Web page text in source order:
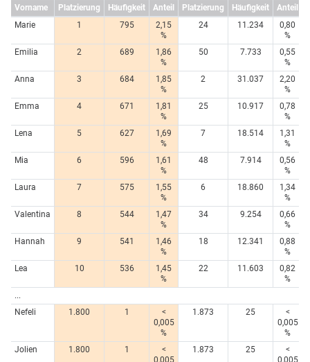
Vorname
Platzierung Häufigkeit Anteil Platzierung Häufigkeit
Anteil
Marie
1 795
2,15
%
24 11.234
0,80
%
Emilia
2 689
1,86
%
50 7.733
0,55
%
Anna
3 684
1,85
%
2 31.037
2,20
%
Emma
4 671
1,81
%
25 10.917
0,78
%
Lena
5 627
1,69
%
7 18.514
1,31
%
Mia
6 596
1,61
%
48 7.914
0,56
%
Laura
7 575
1,55
%
6 18.860
1,34
%
Valentina
8 544
1,47
%
34 9.254
0,66
%
Hannah
9 541
1,46
%
18 12.341
0,88
%
Lea
10 536
1,45
%
22 11.603
0,82
%
...
Nefeli
1.800 1
<
0,005
%
1.873 25
<
0,005
%
Jolien
1.800 1
<
0,005
1.873 25
<
0,005